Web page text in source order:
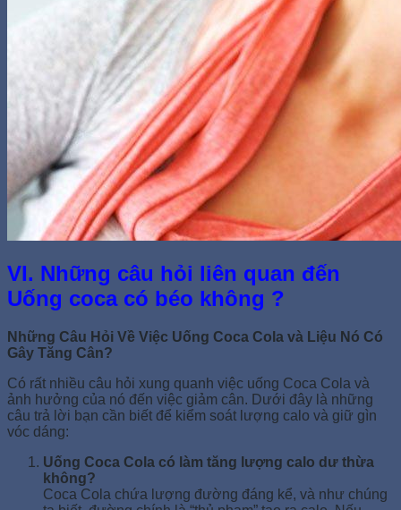
VI. Những câu hỏi liên quan đến
Uống coca có béo không ?
Những Câu Hỏi Về Việc Uống Coca Cola và Liệu Nó Có
Gây Tăng Cân?
Có rất nhiều câu hỏi xung quanh việc uống Coca Cola và
ảnh hưởng của nó đến việc giảm cân. Dưới đây là những
câu trả lời bạn cần biết để kiểm soát lượng calo và giữ gìn
vóc dáng:
Uống Coca Cola có làm tăng lượng calo dư thừa
không?
Coca Cola chứa lượng đường đáng kể, và như chúng